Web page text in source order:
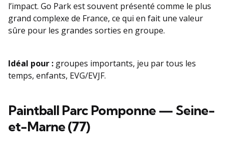
l’impact. Go Park est souvent présenté comme le plus
grand complexe de France, ce qui en fait une valeur
sûre pour les grandes sorties en groupe.
Idéal pour : groupes importants, jeu par tous les
temps, enfants, EVG/EVJF.
Paintball Parc Pomponne — Seine-
et-Marne (77)